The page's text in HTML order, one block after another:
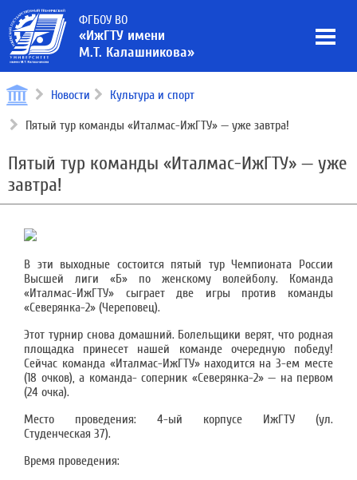
ФГБОУ ВО
«ИжГТУ имени
М.Т. Калашникова»
Новости Культура и спорт
Пятый тур команды «Италмас-ИжГТУ» — уже завтра!
Пятый тур команды «Италмас-ИжГТУ» — уже
завтра!
В эти выходные состоится пятый тур Чемпионата России
Высшей лиги «Б» по женскому волейболу. Команда
«Италмас-ИжГТУ» сыграет две игры против команды
«Северянка-2» (Череповец).
Этот турнир снова домашний. Болельщики верят, что родная
площадка принесет нашей команде очередную победу!
Сейчас команда «Италмас-ИжГТУ» находится на 3-ем месте
(18 очков), а команда- соперник «Северянка-2» — на первом
(24 очка).
Место проведения: 4-ый корпусе ИжГТУ (ул.
Студенческая 37).
Время проведения: